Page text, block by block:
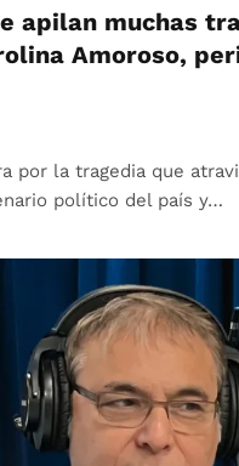
apilan muchas
Amoroso,
por la tragedia que
político del país y…